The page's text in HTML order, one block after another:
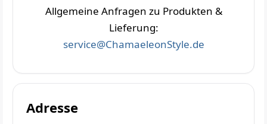
Allgemeine Anfragen zu Produkten &
Lieferung:
service@ChamaeleonStyle.de
Adresse